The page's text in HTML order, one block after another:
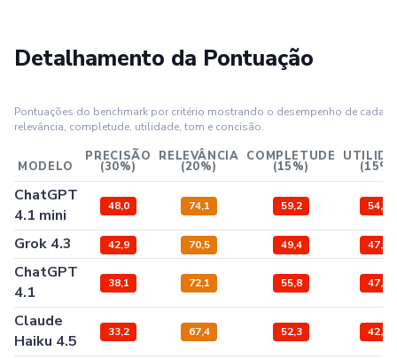
Detalhamento da Pontuação
Pontuações do benchmark por critério mostrando o desempenho de cada
relevância, completude, utilidade, tom e concisão.
MODELO
PRECISÃO
(30%)
RELEVÂNCIA
(20%)
COMPLETUDE
(15%) (15%)
ChatGPT
4.1 mini
48,0 74,1 59,2 54,0
Grok 4.3 42,9 70,5 49,4 47,3
ChatGPT
4.1
38,1 72,1 55,8 47,9
Claude
Haiku 4.5
33,2 67,4 52,3 42,8